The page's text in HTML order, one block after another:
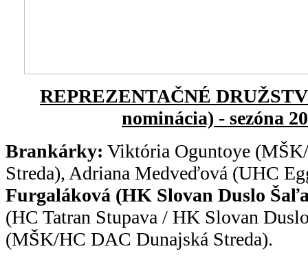
REPREZENTAČNÉ
nominácia) - sezóna
Brankárky: Viktória Oguntoye
Streda), Adriana Medveďová (UHC
Furgaláková (HK Slovan Duslo
(HC Tatran Stupava / HK Slovan
(MŠK/HC DAC Dunajská Streda).